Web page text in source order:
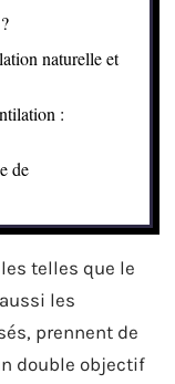
naturelle et
:
de
telles que le
les
prennent de
double objectif